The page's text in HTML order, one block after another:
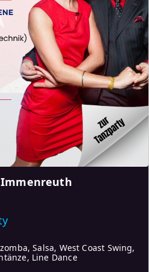
Immenreuth
Salsa, West Coast Swing,
Line Dance